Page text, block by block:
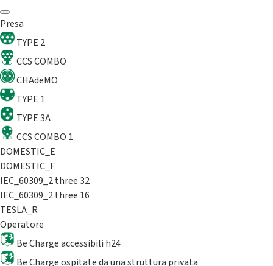
Presa
TYPE 2
CCS COMBO
CHAdeMO
TYPE 1
TYPE 3A
CCS COMBO 1
DOMESTIC_E
DOMESTIC_F
IEC_60309_2 three 32
IEC_60309_2 three 16
TESLA_R
Operatore
Be Charge accessibili h24
Be Charge ospitate da una struttura privata